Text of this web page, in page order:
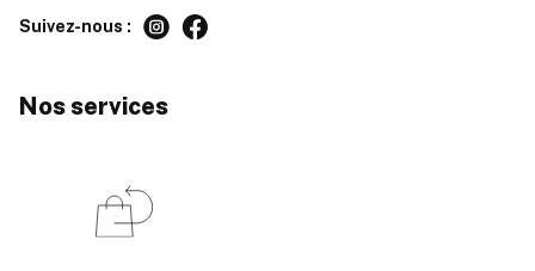
Suivez-nous :
Nos services